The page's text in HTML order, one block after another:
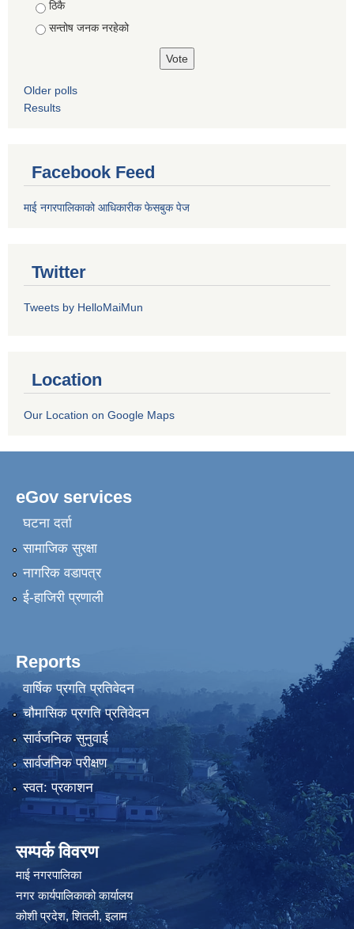
ठिकै
सन्तोष जनक नरहेको
Older polls
Results
Facebook Feed
माई नगरपालिकाको आधिकारीक फेसबुक पेज
Twitter
Tweets by HelloMaiMun
Location
Our Location on Google Maps
eGov services
घटना दर्ता
सामाजिक सुरक्षा
नागरिक वडापत्र
ई-हाजिरी प्रणाली
Reports
वार्षिक प्रगति प्रतिवेदन
चौमासिक प्रगति प्रतिवेदन
सार्वजनिक सुनुवाई
सार्वजनिक परीक्षण
स्वत: प्रकाशन
सम्पर्क विवरण
माई नगरपालिका
नगर कार्यपालिकाको कार्यालय
कोशी प्रदेश, शितली, इलाम